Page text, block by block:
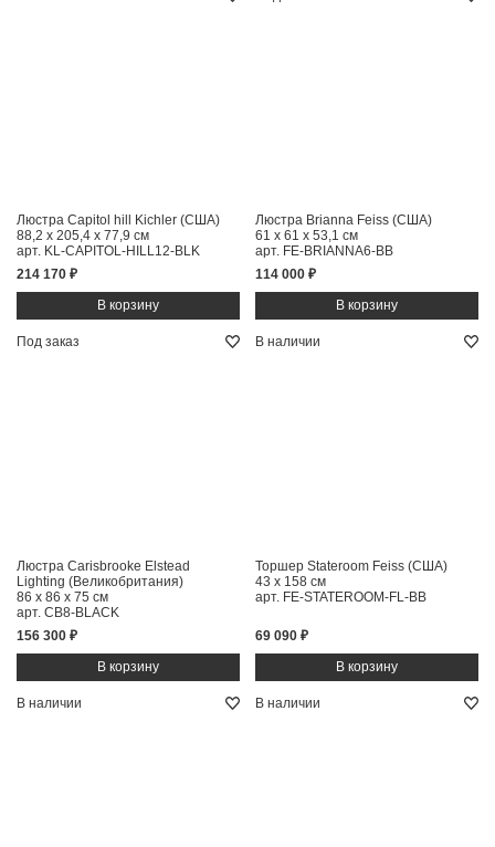
Люстра Capitol hill Kichler (США)
88,2 x 205,4 x 77,9 см
арт. KL-CAPITOL-HILL12-BLK
214 170 ₽
Люстра Brianna Feiss (США)
61 x 61 x 53,1 см
арт. FE-BRIANNA6-BB
114 000 ₽
Под заказ
Люстра Carisbrooke Elstead
Lighting (Великобритания)
86 x 86 x 75 см
арт. CB8-BLACK
156 300 ₽
В наличии
Торшер Stateroom Feiss (США)
43 x 158 см
арт. FE-STATEROOM-FL-BB
69 090 ₽
В наличии В наличии